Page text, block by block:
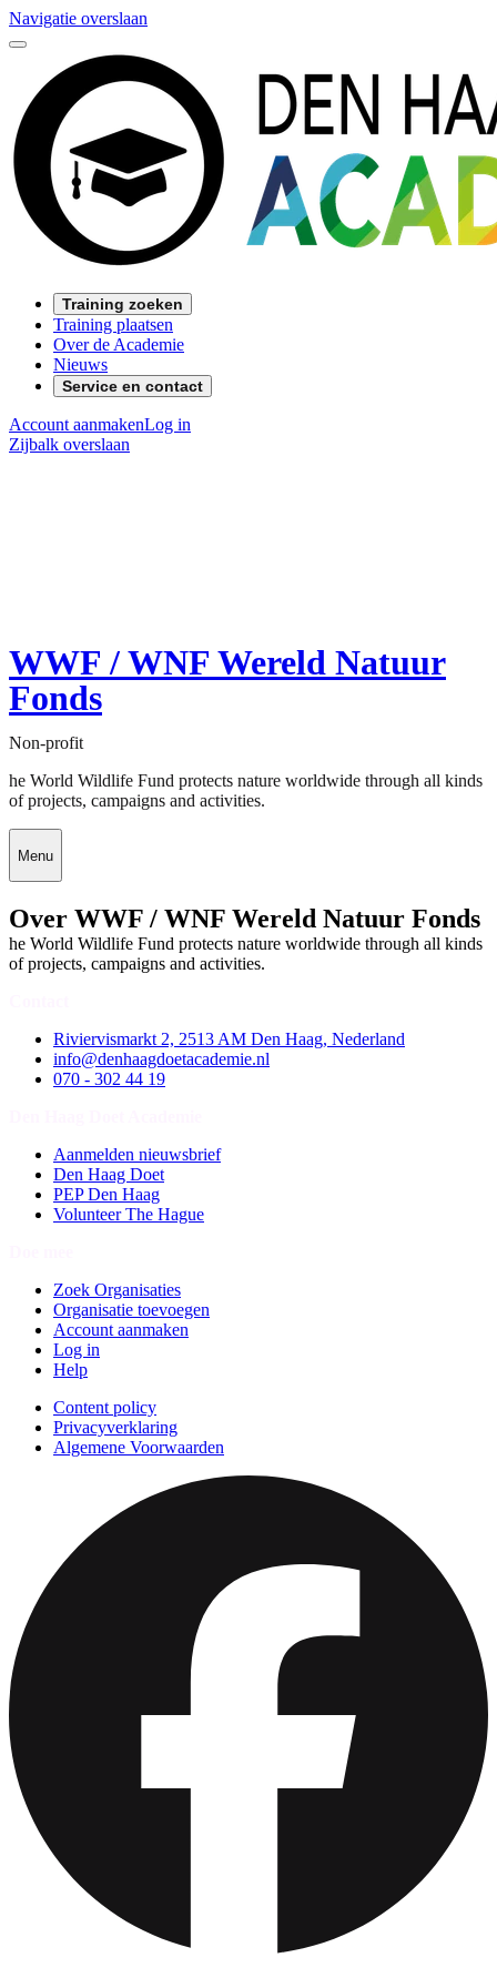
Navigatie overslaan
Training zoeken
Training plaatsen
Over de Academie
Nieuws
Service en contact
Account aanmakenLog in
Zijbalk overslaan
WWF / WNF Wereld Natuur
Fonds
Non-profit
he World Wildlife Fund protects nature worldwide through all kinds
of projects, campaigns and activities.
Menu
Over WWF / WNF Wereld Natuur Fonds
he World Wildlife Fund protects nature worldwide through all kinds
of projects, campaigns and activities.
Riviervismarkt 2, 2513 AM Den Haag, Nederland
info@denhaagdoetacademie.nl
070 - 302 44 19
Aanmelden nieuwsbrief
Den Haag Doet
PEP Den Haag
Volunteer The Hague
Zoek Organisaties
Organisatie toevoegen
Account aanmaken
Log in
Help
Content policy
Privacyverklaring
Algemene Voorwaarden